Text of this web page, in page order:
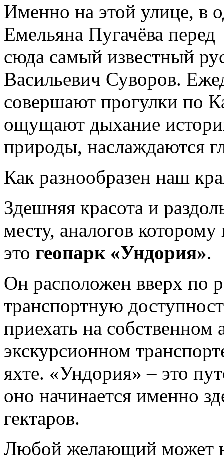
Именно на этой улице, в
Емельяна Пугачёва
сюда самый известный
Васильевич Суворов.
совершают прогулки по
ощущают дыхание
природы, наслаждаются
Как разнообразен наш
Здешняя красота и
месту, аналогов
это геопарк «Ундория».
Он расположен вверх по
транспортную
приехать на собственном
экскурсионном
яхте. «Ундория» – это
оно начинается именно
гектаров.
Любой желающий может